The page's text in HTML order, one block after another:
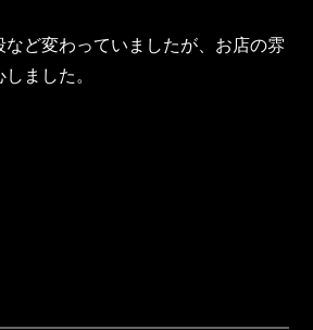
ディングス
ーツ
など変わっていましたが、お店の雰
ました。